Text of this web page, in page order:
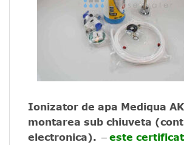
Ionizator de apa Mediqua
montarea sub chiuveta
electronica). – este